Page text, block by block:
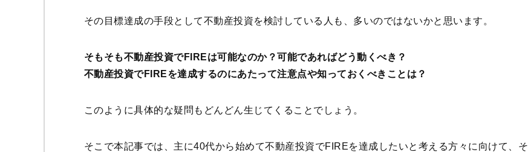
その目標達成の手段として不動産投資を検討している人も、多いのではないかと思います。
そもそも不動産投資でFIREは可能なのか？可能であればどう動くべき？
不動産投資でFIREを達成するのにあたって注意点や知っておくべきことは？
このように具体的な疑問もどんどん生じてくることでしょう。
そこで本記事では、主に40代から始めて不動産投資でFIREを達成したいと考える方々に向けて、そ